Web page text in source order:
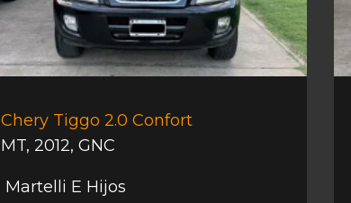
Chery Tiggo 2.0 Confort
MT, 2012, GNC
Martelli E Hijos